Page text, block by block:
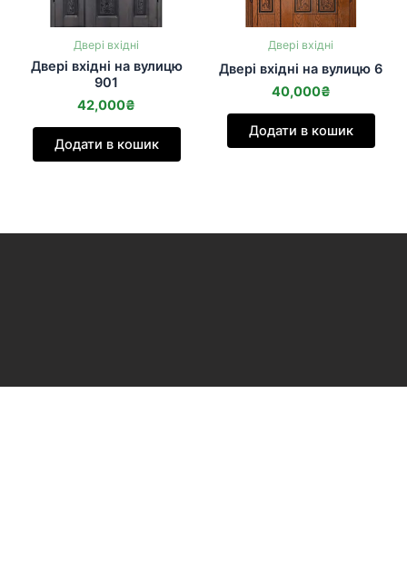
Двері вхідні
Двері вхідні на вулицю
901
42,000₴
Додати в кошик
Двері вхідні
Двері вхідні на вулицю 6
40,000₴
Додати в кошик